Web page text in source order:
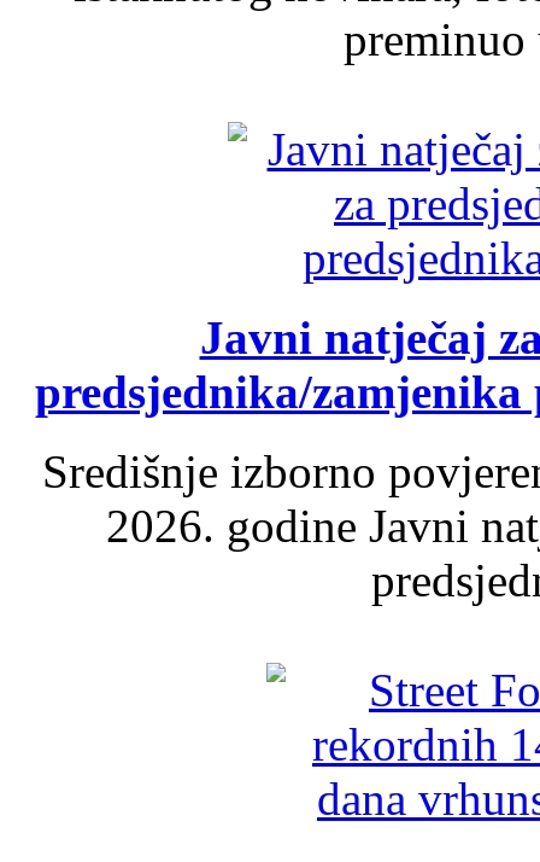
Javni natječaj
predsjednika/
Središnje izborno
2026. godine Javni